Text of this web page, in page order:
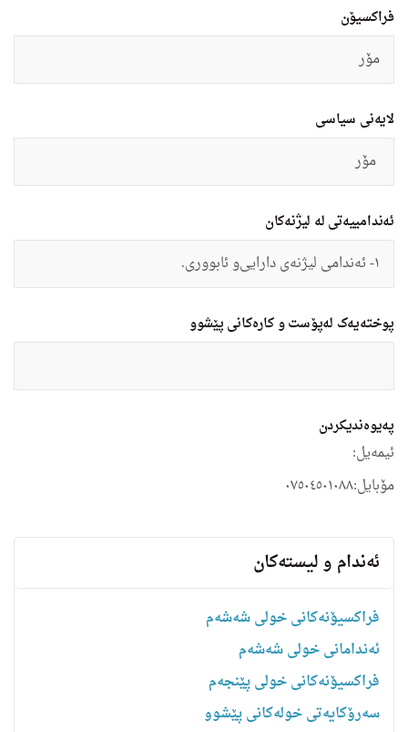
فراکسیۆن
مۆر
لایەنی سیاسی
مۆر
ئەندامییەتی لە لیژنەکان
١- ئەندامی لیژنه‌ى دارایى‌و ئابوورى.
پوختەیەک لەپۆست و کارەکانی پێشوو
په‌یوه‌ندیكردن
ئیمه‌یل:
مۆبایل:٠٧٥٠٤٥٠١٠٨٨
ئه‌ندام و لیسته‌كان
فراکسیۆنەکانی خولی شەشەم
ئەندامانی خولی شەشەم
فراکسیۆنەکانی خولی پێنجەم
سه‌رۆكایه‌تی خولەکانی پێشوو